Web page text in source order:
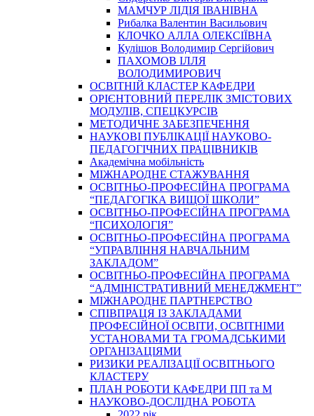
МАМЧУР ЛІДІЯ ІВАНІВНА
Рибалка Валентин Васильович
КЛОЧКО АЛЛА ОЛЕКСІЇВНА
Кулішов Володимир Сергійович
ПАХОМОВ ІЛЛЯ
ВОЛОДИМИРОВИЧ
ОСВІТНІЙ КЛАСТЕР КАФЕДРИ
ОРІЄНТОВНИЙ ПЕРЕЛІК ЗМІСТОВИХ
МОДУЛІВ, СПЕЦКУРСІВ
МЕТОДИЧНЕ ЗАБЕЗПЕЧЕННЯ
НАУКОВІ ПУБЛІКАЦІЇ НАУКОВО-
ПЕДАГОГІЧНИХ ПРАЦІВНИКІВ
Академічна мобільність
МІЖНАРОДНЕ СТАЖУВАННЯ
ОСВІТНЬО-ПРОФЕСІЙНА ПРОГРАМА
“ПЕДАГОГІКА ВИЩОЇ ШКОЛИ”
ОСВІТНЬО-ПРОФЕСІЙНА ПРОГРАМА
“ПСИХОЛОГІЯ”
ОСВІТНЬО-ПРОФЕСІЙНА ПРОГРАМА
“УПРАВЛІННЯ НАВЧАЛЬНИМ
ЗАКЛАДОМ”
ОСВІТНЬО-ПРОФЕСІЙНА ПРОГРАМА
“АДМІНІСТРАТИВНИЙ МЕНЕДЖМЕНТ”
МІЖНАРОДНЕ ПАРТНЕРСТВО
СПІВПРАЦЯ ІЗ ЗАКЛАДАМИ
ПРОФЕСІЙНОЇ ОСВІТИ, ОСВІТНІМИ
УСТАНОВАМИ ТА ГРОМАДСЬКИМИ
ОРГАНІЗАЦІЯМИ
РИЗИКИ РЕАЛІЗАЦІЇ ОСВІТНЬОГО
КЛАСТЕРУ
ПЛАН РОБОТИ КАФЕДРИ ПП та М
НАУКОВО-ДОСЛІДНА РОБОТА